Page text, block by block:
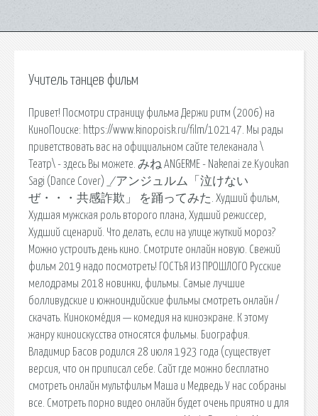
Учитель танцев фильм
Привет! Посмотри страницу фильма Держи ритм (2006) на
КиноПоиске: https://www.kinopoisk.ru/film/102147. Мы рады
приветствовать вас на официальном сайте телеканала \
Театр\ - здесь Вы можете. みね ANGERME - Nakenai ze.Kyoukan
Sagi (Dance Cover) _⁄ アンジュルム「泣けない
ぜ・・・共感詐欺」 を踊ってみた. Худший фильм,
Худшая мужская роль второго плана, Худший режиссер,
Худший сценарий. Что делать, если на улице жуткий мороз?
Можно устроить день кино. Смотрите онлайн новую. Свежий
фильм 2019 надо посмотреть! ГОСТЬЯ ИЗ ПРОШЛОГО Русские
мелодрамы 2018 новинки, фильмы. Самые лучшие
болливудские и южноиндийские фильмы смотреть онлайн /
скачать. Кинокоме́дия — комедия на киноэкране. К этому
жанру киноискусства относятся фильмы. Биография.
Владимир Басов родился 28 июля 1923 года (существует
версия, что он приписал себе. Сайт где можно бесплатно
смотреть онлайн мультфильм Маша и Медведь У нас собраны
все. Смотреть порно видео онлайн будет очень приятно и для